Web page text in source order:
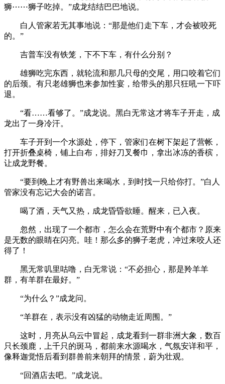
狮⋯⋯狮子吃掉。”成龙结结巴巴地说。
白人管家若无其事地说：“那是他们走下车，才会被咬死
的。”
吉普车没有铁笼，下不下车，有什么分别？
雄狮吃完东西，就轮流和那几只母的交尾，用口咬着它们
的后颈。有只老雄狮也来参加性宴，给带头的那只狂吼一下吓
退。
“看……看够了。”成龙说。黑白无常这才将车子开走，成
龙出了一身冷汗。
车子开到一个水源处，停下，管家们在树下架起了营帐，
打开折叠桌椅，铺上白布，排好刀叉餐巾，拿出冰冻的香槟，
让成龙野餐。
“要到晚上才有野兽出来喝水，到时找一只给你打。”白人
管家没有忘记大会的诺言。
喝了酒，天气又热，成龙昏昏欲睡。醒来，已入夜。
忽然，出现了一个都市，怎么会在荒野中有个都市？原来
是无数的眼睛在闪亮。哇！那么多的狮子老虎，冲过来咬人还
得了！
黑无常叽里咕噜，白无常说：“不必担心，那是羚羊羊
群，有羊群在最好。”
“为什么？”成龙问。
“羊群在，表示没有凶猛的动物走近周围。”
这时，月亮从乌云中冒起，成龙看到一群非洲大象，数百
只长颈鹿，上千只的斑马，都前来水源喝水，气氛安详和平，
像释迦觉悟后看到群兽前来朝拜的情景，蔚为壮观。
“回酒店去吧。”成龙说。